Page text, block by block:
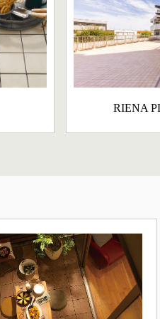
RIENA